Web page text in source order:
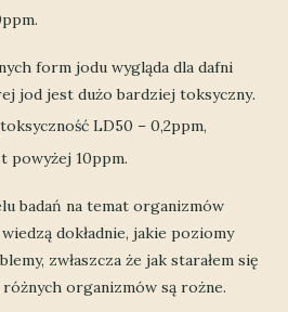
form jodu wygląda dla dafni
jod jest dużo bardziej toksyczny.
LD50 – 0,2ppm,
powyżej 10ppm.
badań na temat organizmów
dokładnie, jakie poziomy
zwłaszcza że jak starałem się
organizmów są rożne.